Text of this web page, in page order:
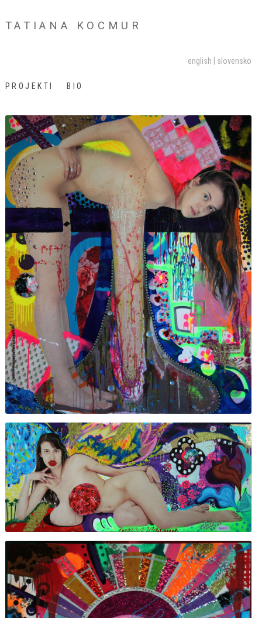
TATIANA KOCMUR
english slovensko
PROJEKTI BIO